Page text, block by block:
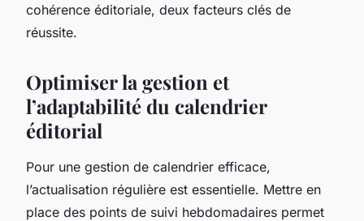
cohérence éditoriale, deux facteurs clés de
réussite.
Optimiser la gestion et
l’adaptabilité du calendrier
éditorial
Pour une gestion de calendrier efficace,
l’actualisation régulière est essentielle. Mettre en
place des points de suivi hebdomadaires permet